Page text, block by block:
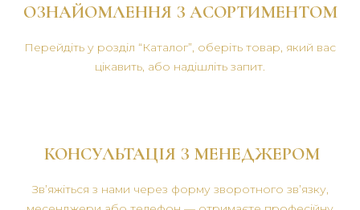
ОЗНАЙОМЛЕННЯ З АСОРТИМЕНТОМ
Перейдіть у розділ “Каталог”, оберіть товар, який вас
цікавить, або надішліть запит.
КОНСУЛЬТАЦІЯ З МЕНЕДЖЕРОМ
Зв’яжіться з нами через форму зворотного зв’язку,